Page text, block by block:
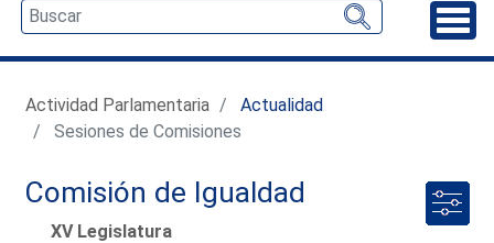
Actividad Parlamentaria
Actualidad
Sesiones de Comisiones
Comisión de Igualdad
XV Legislatura